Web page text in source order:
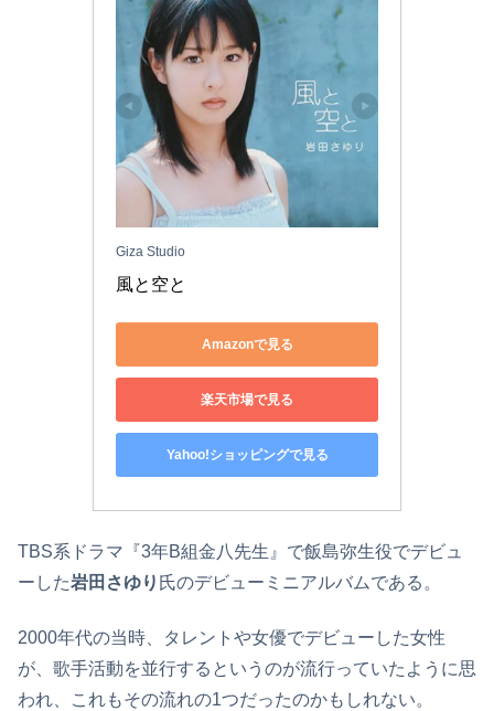
Giza Studio
風と空と
Amazonで見る
楽天市場で見る
Yahoo!ショッピングで見る
TBS系ドラマ『3年B組金八先生』で飯島弥生役でデビュ
ーした岩田さゆり 氏のデビューミニアルバムである。
2000年代の当時、タレントや女優でデビューした女性
が、歌手活動を並行するというのが流行っていたように思
われ、これもその流れの1つだったのかもしれない。